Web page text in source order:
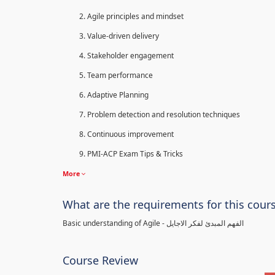
Agile principles and mindset
Value-driven delivery
Stakeholder engagement
Team performance
Adaptive Planning
Problem detection and resolution techniques
Continuous improvement
PMI-ACP Exam Tips & Tricks
More
What are the requirements for this
Basic understanding of Agile - الفهم المبدئ لفكر الاجايل
Course Review